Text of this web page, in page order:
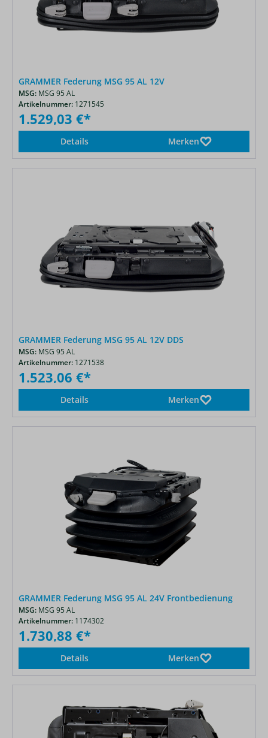
GRAMMER Federung MSG 95 AL 12V
MSG: MSG 95 AL
Artikelnummer: 1271545
1.529,03 €*
Details Merken
GRAMMER Federung MSG 95 AL 12V DDS
MSG: MSG 95 AL
Artikelnummer: 1271538
1.523,06 €*
Details Merken
GRAMMER Federung MSG 95 AL 24V Frontbedienung
MSG: MSG 95 AL
Artikelnummer: 1174302
1.730,88 €*
Details Merken